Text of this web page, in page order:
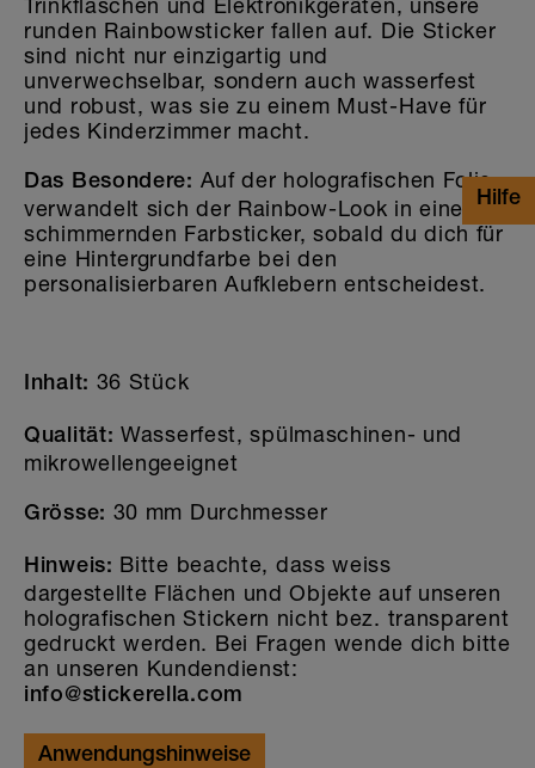
runden Rainbowsticker fallen auf. Die Sticker
sind nicht nur einzigartig und
unverwechselbar, sondern auch wasserfest
und robust, was sie zu einem Must-Have für
jedes Kinderzimmer macht.
Das Besondere: Auf der holografischen Folie
verwandelt sich der Rainbow-Look in einen
schimmernden Farbsticker, sobald du dich für
eine Hintergrundfarbe bei den
personalisierbaren Aufklebern entscheidest.
Inhalt: 36 Stück
Qualität: Wasserfest, spülmaschinen- und
mikrowellengeeignet
Grösse: 30 mm Durchmesser
Hinweis: Bitte beachte, dass weiss
dargestellte Flächen und Objekte auf unseren
holografischen Stickern nicht bez. transparent
gedruckt werden. Bei Fragen wende dich bitte
an unseren Kundendienst:
info@stickerella.com
Anwendungshinweise